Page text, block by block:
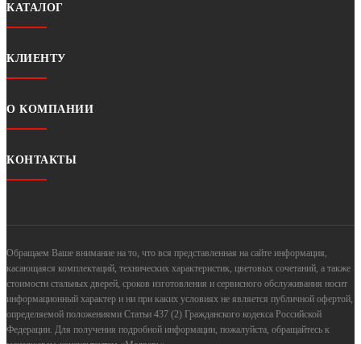
КАТАЛОГ
КЛИЕНТУ
О КОМПАНИИ
КОНТАКТЫ
Обращаем Ваше внимание на то, что вся представленная на сайте информация,
касающаяся комплектаций, технических характеристик, цветовых сочетаний, а также
стоимости стальных дверей, сроков изготовления и сервисного обслуживания носит
информационный характер и ни при каких условиях не является публичной офертой,
определяемой положениями Статьи 437 (2) Гражданского кодекса Российской
Федерации. Для получения подробной информации, пожалуйста, обращайтесь к